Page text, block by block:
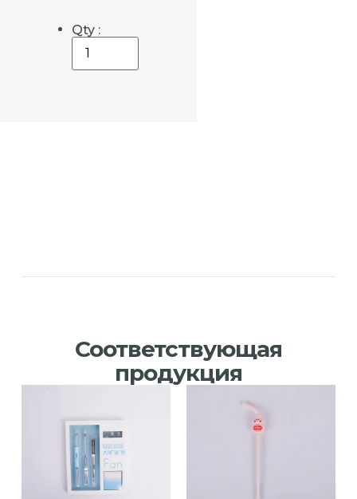
Qty :
Соответствующая
продукция